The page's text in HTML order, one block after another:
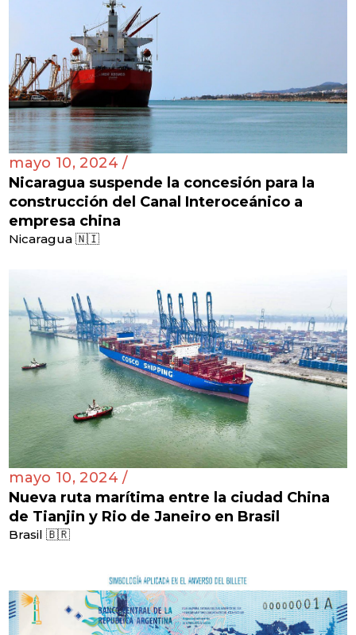
mayo 10, 2024 /
Nicaragua suspende la concesión para la
construcción del Canal Interoceánico a
empresa china
Nicaragua 🇳🇮
mayo 10, 2024 /
Nueva ruta marítima entre la ciudad China
de Tianjin y Rio de Janeiro en Brasil
Brasil 🇧🇷